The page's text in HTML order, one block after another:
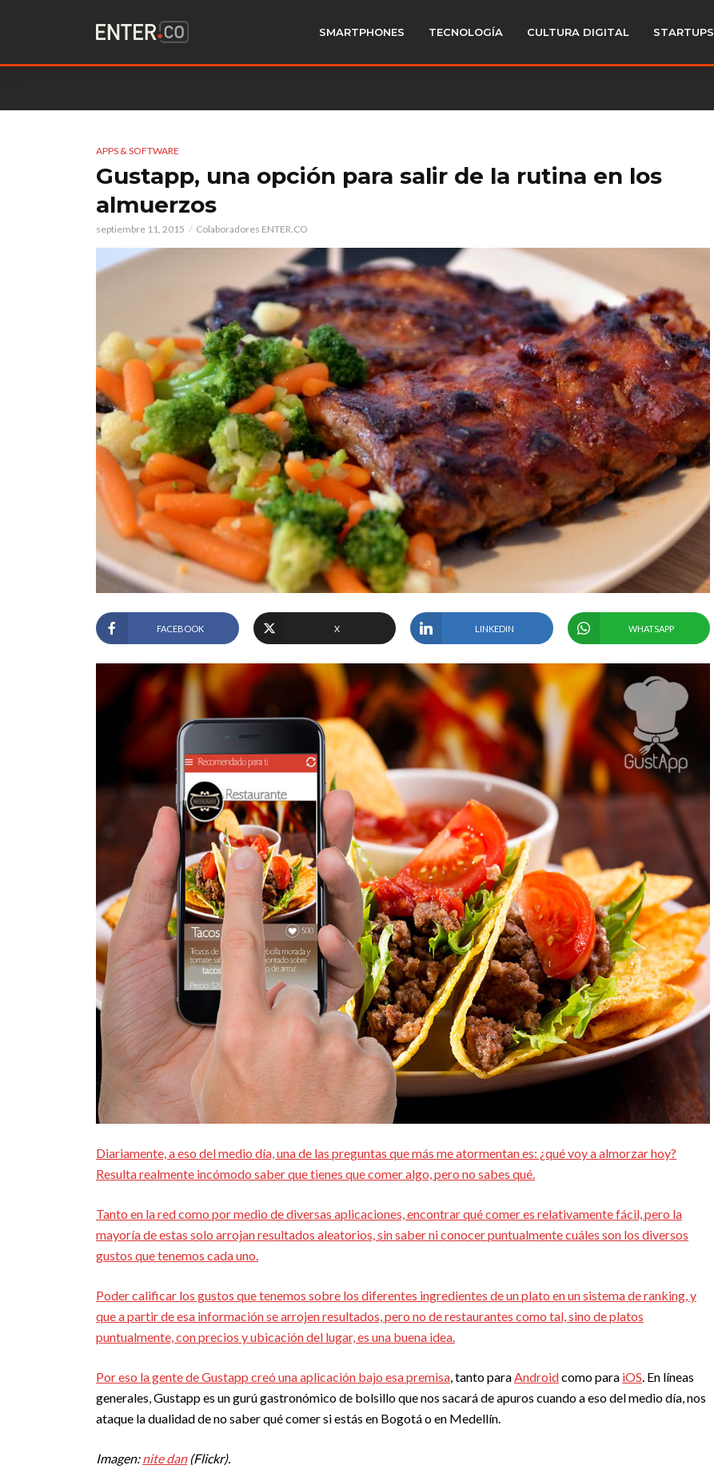
SMARTPHONES TECNOLOGÍA CULTURA DIGITAL STARTUPS
APPS & SOFTWARE
Gustapp, una opción para salir de la rutina en los
almuerzos
septiembre 11, 2015 Colaboradores ENTER.CO
FACEBOOK X LINKEDIN WHATSAPP
Diariamente, a eso del medio día, una de las preguntas que más me atormentan es: ¿qué voy a almorzar hoy?
Resulta realmente incómodo saber que tienes que comer algo, pero no sabes qué.
Tanto en la red como por medio de diversas aplicaciones, encontrar qué comer es relativamente fácil, pero la
mayoría de estas solo arrojan resultados aleatorios, sin saber ni conocer puntualmente cuáles son los diversos
gustos que tenemos cada uno.
Poder calificar los gustos que tenemos sobre los diferentes ingredientes de un plato en un sistema de ranking, y
que a partir de esa información se arrojen resultados, pero no de restaurantes como tal, sino de platos
puntualmente, con precios y ubicación del lugar, es una buena idea.
Por eso la gente de Gustapp creó una aplicación bajo esa premisa, tanto paraAndroidcomo para iOS. En líneas
generales, Gustapp es un gurú gastronómico de bolsillo que nos sacará de apuros cuando a eso del medio día, nos
ataque la dualidad de no saber qué comer si estás en Bogotá o en Medellín.
Imagen:nite dan(Flickr).